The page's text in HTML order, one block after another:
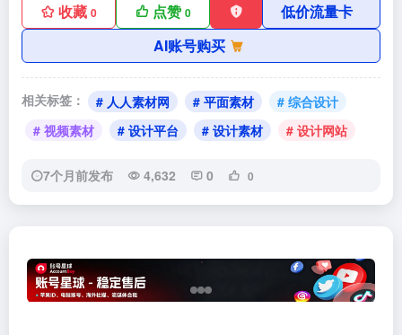
收藏 0 点赞0
低价流量卡
AI账号购买
相关标签： # 人人素材网 # 平面素材
# 综合设计
# 视频素材
# 设计平台 # 设计素材 # 设计网站
7个月前发布 4,632 0 0